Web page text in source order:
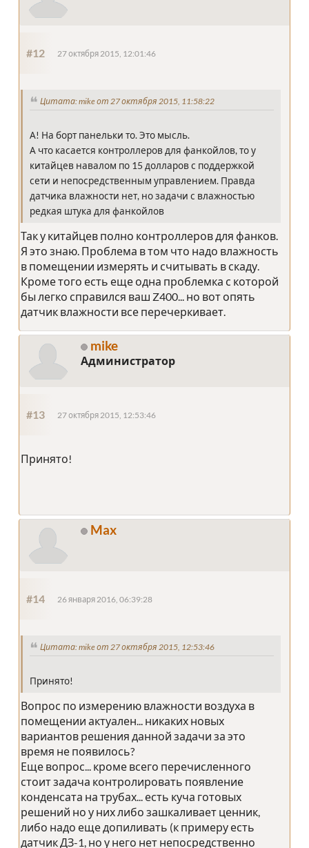
#12 27 октября 2015, 12:01:46
Цитата: mike от 27 октября 2015, 11:58:22
А! На борт панельки то. Это мысль.
А что касается контроллеров для фанкойлов, то у
китайцев навалом по 15 долларов с поддержкой
сети и непосредственным управлением. Правда
датчика влажности нет, но задачи с влажностью
редкая штука для фанкойлов
Так у китайцев полно контроллеров для фанков.
Я это знаю. Проблема в том что надо влажность
в помещении измерять и считывать в скаду.
Кроме того есть еще одна проблемка с которой
бы легко справился ваш Z400... но вот опять
датчик влажности все перечеркивает.
mike
Администратор
#13 27 октября 2015, 12:53:46
Принято!
Max
#14 26 января 2016, 06:39:28
Цитата: mike от 27 октября 2015, 12:53:46
Принято!
Вопрос по измерению влажности воздуха в
помещении актуален... никаких новых
вариантов решения данной задачи за это
время не появилось?
Еще вопрос... кроме всего перечисленного
стоит задача контролировать появление
конденсата на трубах... есть куча готовых
решений но у них либо зашкаливает ценник,
либо надо еще допиливать (к примеру есть
датчик ДЗ-1, но у него нет непосредственно